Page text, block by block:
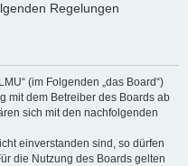
Regelungen
(im Folgenden „das Board“)
mit dem Betreiber des Boards ab
sich mit den nachfolgenden
einverstanden sind, so dürfen
die Nutzung des Boards gelten